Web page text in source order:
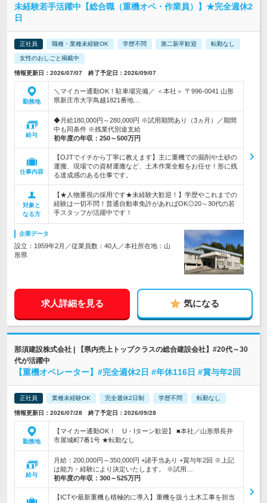
未経験若手活躍中【総合職（重機オペ・作業員）】★完全週休2
日
正社員 職種・業種未経験OK 学歴不問 第二新卒歓迎 転勤なし
女性のおしごと掲載中
情報更新日：2026/07/07 終了予定日：2026/09/07
勤務地
＼マイカー通勤OK！駐車場完備／ ＜本社＞ 〒996-0041 山形
県新庄市大字鳥越1821番地…
給与
◆月給180,000円～280,000円 ※試用期間あり（3ヵ月）／期間
中も同条件 ※残業代別途支給
初年度の年収： 250～500万円
仕事内容
【OJTでイチから丁寧に教えます】主に重機での掘削や土砂の
運搬、現場での資材運搬など、土木作業全般をお任せ！形に残
る達成感のある仕事です。
対象と
なる方
【★人物重視の採用です★未経験大歓迎！】学歴やこれまでの
経験は一切不問！普通自動車免許があればOK◎20～30代の若
手スタッフが活躍中です！
企業データ
設立：1959年2月／従業員数：40人／本社所在地：山
形県
求人詳細を見る 気になる
那須建設株式会社 | 【県内売上トップクラスの総合建設会社】#20代～30
代が活躍中
【重機オペレーター】#完全週休2日 #年休116日 #賞与年2回
正社員 業種未経験OK 完全週休2日制 学歴不問 転勤なし
情報更新日：2026/07/28 終了予定日：2026/09/28
勤務地
【マイカー通勤OK！ U・Iターン歓迎】 ■本社／山形県長井
市屋城町7番1号 ★転勤なし
給与
月給：200,000円～350,000円 +諸手当あり +賞与年2回 ※上記
は能力・経験により決定いたします。 ※試用…
初年度の年収： 300～525万円
【ICTや最新重機も積極的に導入】重機を扱う土木工事を担当